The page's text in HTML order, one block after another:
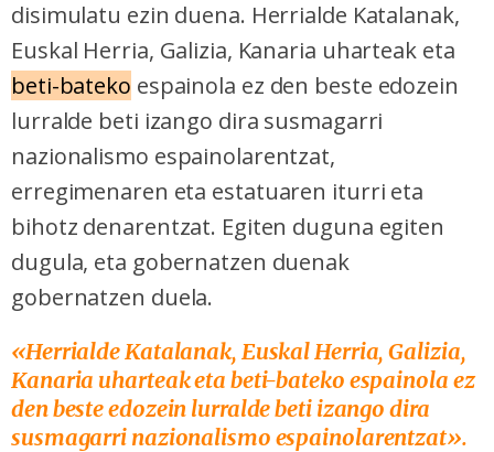
disimulatu ezin duena. Herrialde Katalanak,
Euskal Herria, Galizia, Kanaria uharteak eta
beti-bateko espainola ez den beste edozein
lurralde beti izango dira susmagarri
nazionalismo espainolarentzat,
erregimenaren eta estatuaren iturri eta
bihotz denarentzat. Egiten duguna egiten
dugula, eta gobernatzen duenak
gobernatzen duela.
«Herrialde Katalanak, Euskal Herria, Galizia,
Kanaria uharteak eta beti-bateko espainola ez
den beste edozein lurralde beti izango dira
susmagarri nazionalismo espainolarentzat».